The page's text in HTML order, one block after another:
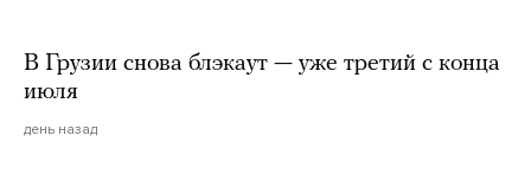
В Грузии снова блэкаут — уже третий с конца
июля
день назад